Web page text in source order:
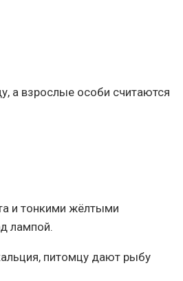
а взрослые особи считаются
и тонкими жёлтыми
лампой.
питомцу дают рыбу